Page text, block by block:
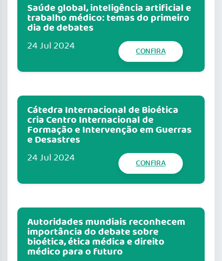
Saúde global, inteligência artificial e
trabalho médico: temas do primeiro
dia de debates
24 Jul 2024 CONFIRA
Cátedra Internacional de Bioética
cria Centro Internacional de
Formação e Intervenção em Guerras
e Desastres
24 Jul 2024 CONFIRA
Autoridades mundiais reconhecem
importância do debate sobre
bioética, ética médica e direito
médico para o futuro